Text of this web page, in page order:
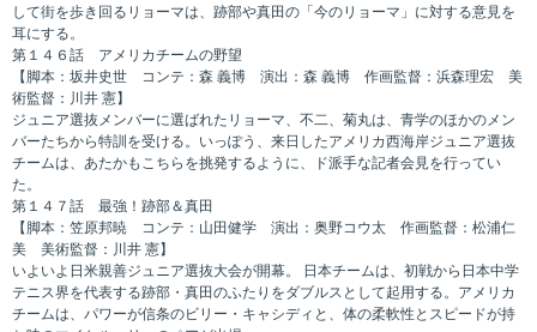
して街を歩き回るリョーマは、跡部や真田の「今のリョーマ」に対する意見を
耳にする。
第１４６話 アメリカチームの野望
【脚本：坂井史世 コンテ：森 義博 演出：森 義博 作画監督：浜森理宏 美
術監督：川井 憲】
ジュニア選抜メンバーに選ばれたリョーマ、不二、菊丸は、青学のほかのメン
バーたちから特訓を受ける。いっぽう、来日したアメリカ西海岸ジュニア選抜
チームは、あたかもこちらを挑発するように、ド派手な記者会見を行ってい
た。
第１４７話 最強！跡部＆真田
【脚本：笠原邦暁 コンテ：山田健学 演出：奥野コウ太 作画監督：松浦仁
美 美術監督：川井 憲】
いよいよ日米親善ジュニア選抜大会が開幕。 日本チームは、初戦から日本中学
テニス界を代表する跡部・真田のふたりをダブルスとして起用する。アメリカ
チームは、パワーが信条のビリー・キャシディと、体の柔軟性とスピードが持